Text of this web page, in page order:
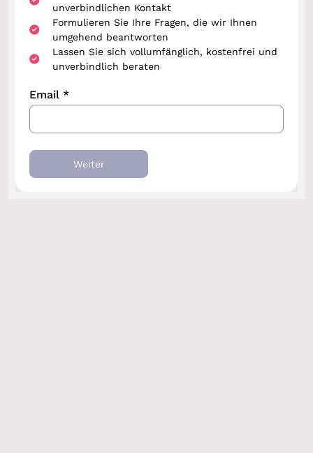
unverbindlichen Kontakt
Formulieren Sie Ihre Fragen, die wir Ihnen
umgehend beantworten
Lassen Sie sich vollumfänglich, kostenfrei und
unverbindlich beraten
Email *
Weiter